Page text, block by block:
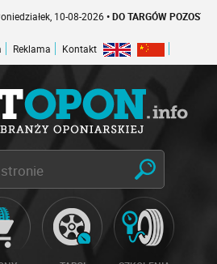
10-08-2026• DO TARGÓW POZOSTAŁO -1
Reklama Kontakt